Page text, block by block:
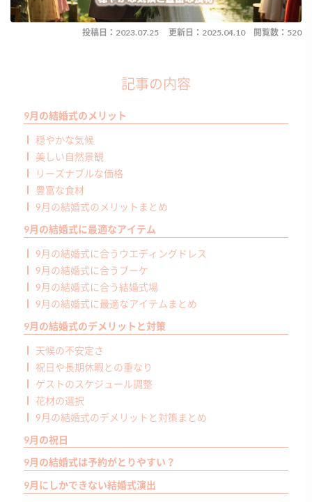
投稿日：2023.07.25 更新日：2025.04.10 閲覧数：520
記事の内容
9月の結婚式のメリット
穏やかな気候
美しい自然景観
リーズナブルな価格
豊富な食材
9月の結婚式のメリットまとめ
9月の結婚式に最適なアイテム
9月の結婚式に合うウエディングドレス
9月の結婚式に合うブーケ
9月の結婚式に合う結婚式場
9月の結婚式に最適なアイテムまとめ
9月の結婚式のデメリットと対策
天候の不安定さ
祝日や長期休暇との重なり
ゲストのスケジュール調整
花材の選択
9月の結婚式のデメリットと対策まとめ
9月の祝日
9月の結婚式は予約がとりやすい？
9月にしかできない結婚式演出